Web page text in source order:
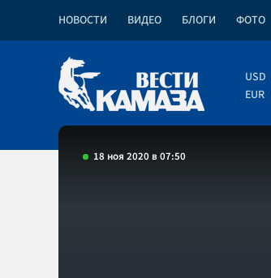
НОВОСТИ ВИДЕО БЛОГИ ФОТО
USD
EUR
18 ноя 2020 в 07:50